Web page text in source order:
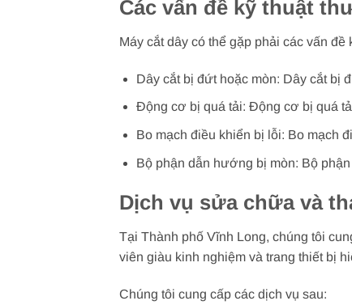
Các vấn đề kỹ thuật
Máy cắt dây có thể gặp phải các vấn đề
Dây cắt bị đứt hoặc mòn: Dây cắt bị
Động cơ bị quá tải: Động cơ bị quá
Bo mạch điều khiển bị lỗi: Bo mạch
Bộ phận dẫn hướng bị mòn: Bộ
Dịch vụ sửa chữa và
Tại Thành phố Vĩnh Long, chúng tôi
viên giàu kinh nghiệm và trang thiết bị
Chúng tôi cung cấp các dịch vụ sau: